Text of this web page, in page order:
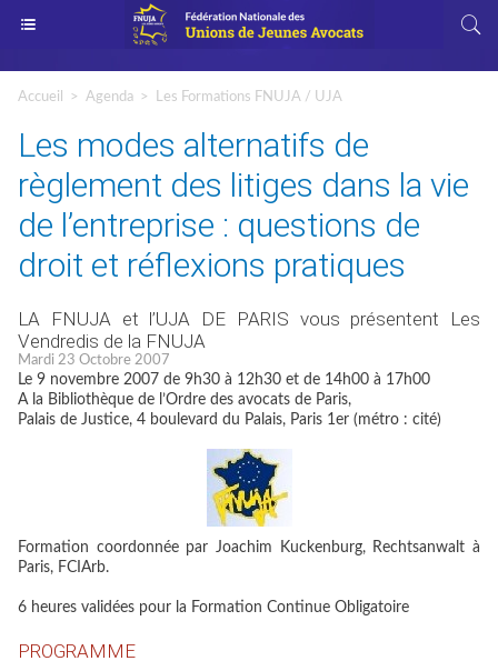
Accueil > Agenda > Les Formations FNUJA / UJA
Les modes alternatifs de
règlement des litiges dans la vie
de l’entreprise : questions de
droit et réflexions pratiques
LA FNUJA et l’UJA DE PARIS vous présentent Les
Vendredis de la FNUJA
Mardi 23 Octobre 2007
Le 9 novembre 2007 de 9h30 à 12h30 et de 14h00 à 17h00
A la Bibliothèque de l’Ordre des avocats de Paris,
Palais de Justice, 4 boulevard du Palais, Paris 1er (métro : cité)
Formation coordonnée par Joachim Kuckenburg,Rechtsanwalt à
Paris, FCIArb.
6 heures validées pour la Formation Continue Obligatoire
PROGRAMME